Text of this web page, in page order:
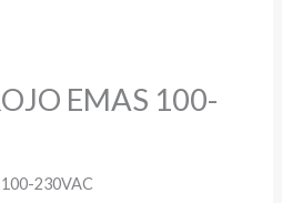
EMAS 100-
230VAC